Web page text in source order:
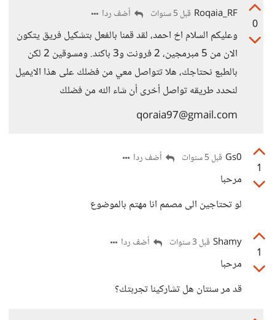
0
Roqaia_RF قبل 5 سنوات أضف ردا
وعليكم السلام اخ احمد، لقد قمنا بالفعل بتشكيل فريق يتكون
الان من 5 مبرمجين، 2 فرونت و3 باكند. ومسوقين 2 لكن
بالطبع نحتاجك، هلا تتواصل معي من فضلك على هذا الايميل
لنحدد طريقه تواصل أخرى أن شاء الله من فضلك
qoraia97@gmail.com
1
Gs0 قبل 5 سنوات أضف ردا
مرحبا
لو تحتاجين الى مصمم انا مهتم بالموضوع
1
Shamy قبل 3 سنوات أضف ردا
مرحبا
قد مر سنتان هل تشاركينا تجربتك؟